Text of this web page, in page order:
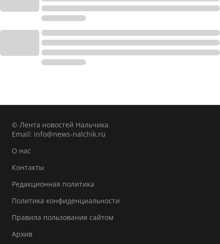
© Лента новостей Нальчика
Email: info@news-nalchik.ru
О нас
Контакты
Редакционная политика
Политика конфиденциальности
Правила пользования сайтом
Архив